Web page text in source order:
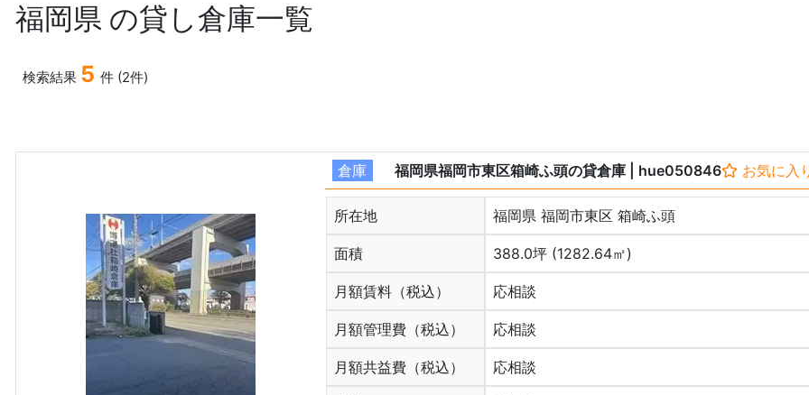
福岡県 の貸し倉庫一覧
検索結果 5 件 (2件)
倉庫 福岡県福岡市東区箱崎ふ頭の貸倉庫| hue050846 お気に入
所在地 福岡県 福岡市東区 箱崎ふ頭
面積 388.0坪 (1282.64㎡)
月額賃料（税込） 応相談
月額管理費（税込） 応相談
月額共益費（税込） 応相談